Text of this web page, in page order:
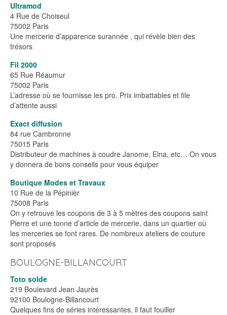
Ultramod
4 Rue de Choiseul
75002 Paris
Une mercerie d’apparence surannée , qui révèle bien des
trésors
Fil 2000
65 Rue Réaumur
75002 Paris
L’adresse où se fournisse les pro. Prix imbattables et file
d’attente aussi
Exact diffusion
84 rue Cambronne
75015 Paris
Distributeur de machines à coudre Janome, Elna, etc… On vous
y donnera de bons conseils pour vous équiper
Boutique Modes et Travaux
10 Rue de la Pépinièr
75008 Paris
On y retrouve les coupons de 3 à 5 mètres des coupons saint
Pierre et une tonne d’article de mercerie, dans un quartier où
les merceries se font rares. De nombreux ateliers de couture
sont proposés
BOULOGNE-BILLANCOURT
Toto solde
219 Boulevard Jean Jaurès
92100 Boulogne-Billancourt
Quelques fins de séries intéressantes, il faut fouiller